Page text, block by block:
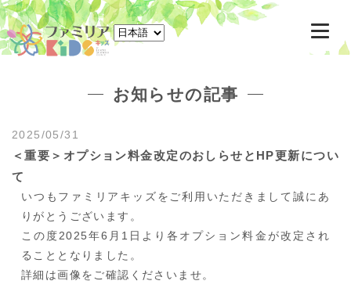
東京駅八重洲北口徒歩3分 千葉駅ペリエ千葉6F 一時預かり託児所
東京駅八重洲北口徒歩3分 千葉駅ペリエ千葉6F 一時預かり託児所
お知らせの記事
＜重要＞オプション料金改定のおしらせとHP更新につい
て
2025/05/31
いつもファミリアキッズをご利用いただきまして誠にあ
りがとうございます。
この度2025年6月1日より各オプション料金が改定され
ることとなりました。
詳細は画像をご確認くださいませ。